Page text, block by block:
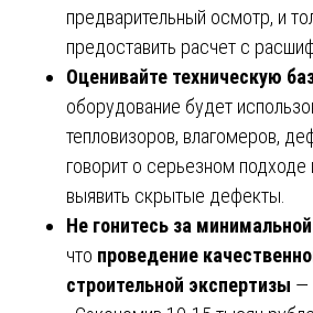
предварительный осмотр, и
предоставить расчет с
Оценивайте техническую
оборудование будет
тепловизоров, влагомеров,
говорит о серьезном
выявить скрытые дефекты.
Не гонитесь за
что проведение
строительной экспертизы —